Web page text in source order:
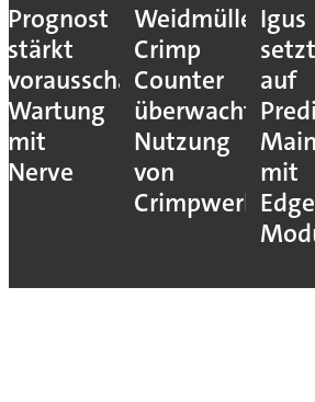
Prognost
stärkt
vorausschauende
Wartung
mit
Nerve
Weidmüller:
Crimp
Counter
überwacht
Nutzung
von
Igus
setzt
auf
mit